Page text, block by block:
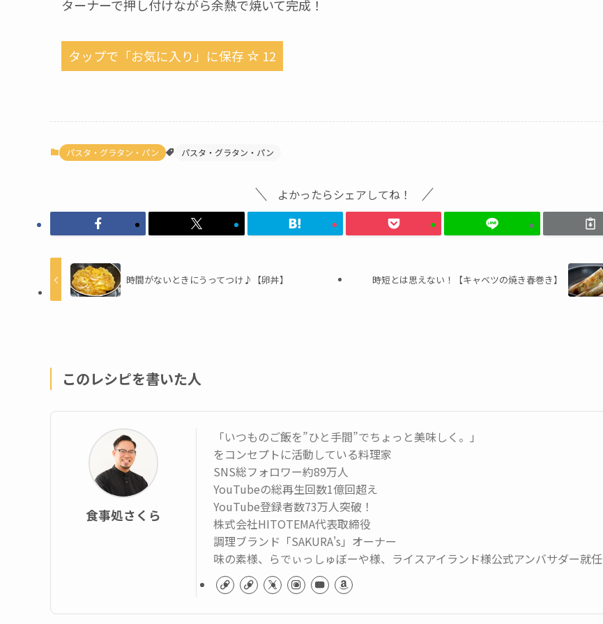
ターナーで押し付けながら余熱で焼いて完成！
タップで「お気に入り」に保存 12
パスタ・グラタン・パン パスタ・グラタン・パン
よかったらシェアしてね！
時間がないときにうってつけ♪【卵丼】 時短とは思えない！【キャベツの焼き春巻き】
このレシピを書いた人
食事処さくら
「いつものご飯を”ひと手間”でちょっと美味しく。」
をコンセプトに活動している料理家
SNS総フォロワー約89万人
YouTubeの総再生回数1億回超え
YouTube登録者数73万人突破！
株式会社HITOTEMA代表取締役
調理ブランド「SAKURA's」オーナー
味の素様、らでぃっしゅぼーや様、ライスアイランド様公式アンバサダー就任